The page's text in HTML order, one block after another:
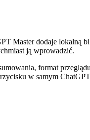
Master dodaje lokalną
ją wprowadzić.
format
w samym